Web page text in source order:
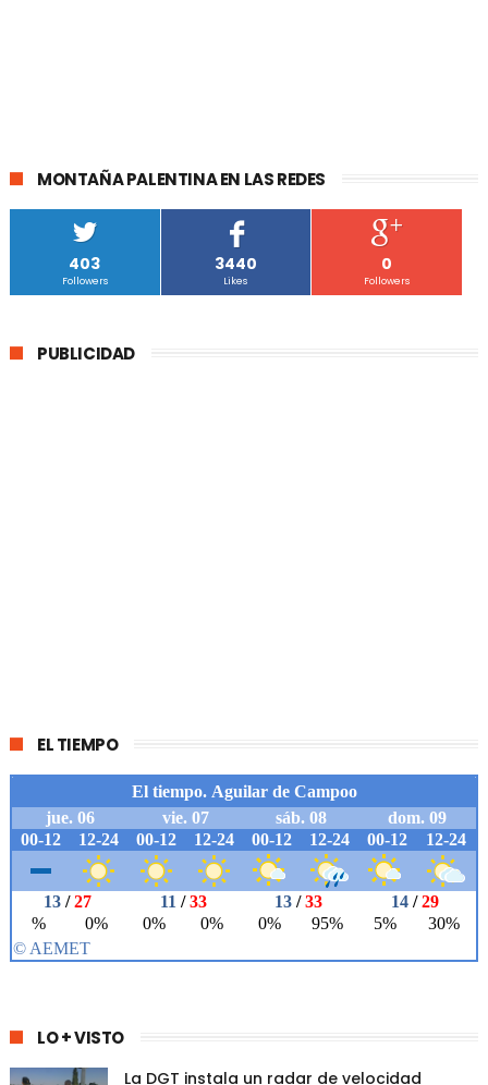
MONTAÑA PALENTINA EN LAS REDES
403
Followers
3440
Likes
0
Followers
PUBLICIDAD
EL TIEMPO
LO + VISTO
La DGT instala un radar de velocidad